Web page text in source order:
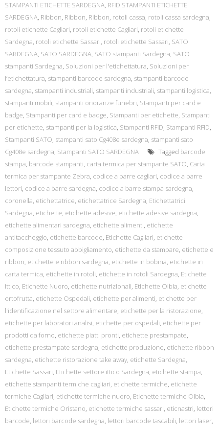
STAMPANTI ETICHETTE SARDEGNA, RFID STAMPANTI ETICHETTE
SARDEGNA, Ribbon, Ribbon, Ribbon, rotoli cassa, rotoli cassa sardegna,
rotoli etichette Cagliari, rotoli etichette Cagliari, rotoli etichette
Sardegna, rotoli etichette Sassari, rotoli etichette Sassari, SATO
SARDEGNA, SATO SARDEGNA, SATO stampanti Sardegna, SATO
stampanti Sardegna, Soluzioni per l'etichettatura, Soluzioni per
l’etichettatura, stampanti barcode sardegna, stampanti barcode
sardegna, stampanti industriali, stampanti industriali, stampanti logistica,
stampanti mobili, stampanti onoranze funebri, Stampanti per card e
badge, Stampanti per card e badge, Stampanti per etichette, Stampanti
per etichette, stampanti per la logistica, Stampanti RFID, Stampanti RFID,
Stampanti SATO, stampanti sato Cg408e sardegna, stampanti sato
Cg408e sardegna, Stampanti SATO SARDEGNA Tagged barcode
stampa, barcode stampanti, carta termica per stampante SATO, Carta
termica per stampante Zebra, codice a barre cagliari, codice a barre
lettori, codice a barre sardegna, codice a barre stampa sardegna,
coronella, etichettatrice, etichettatrice Sardegna, Etichettatrici
Sardegna, etichette, etichette adesive, etichette adesive sardegna,
etichette alimentari sardegna, etichette alimenti, etichette
antitaccheggio, etichette barcode, Etichette Cagliari, etichette
composizione tessuto abbigliamento, etichette da stampare, etichette e
ribbon, etichette e ribbon sardegna, etichette in bobina, etichette in
carta termica, etichette in rotoli, etichette in rotoli Sardegna, Etichette
ittico, Etichette Nuoro, etichette nutrizionali, Etichette Olbia, etichette
ortofrutta, etichette Ospedali, etichette per alimenti, etichette per
l'identificazione nel settore alimentare, etichette per la ristorazione,
etichette per laboratori analisi, etichette per ospedali, etichette per
prodotti da forno, etichette piatti pronti, etichette prestampate,
etichette prestampate sardegna, etichette produzione, etichette ribbon
sardegna, etichette ristorazione take away, etichette Sardegna,
Etichette Sassari, Etichette settore ittico Sardegna, etichette stampa,
etichette stampanti termiche cagliari, etichette termiche, etichette
termiche Cagliari, etichette termiche nuoro, Etichette termiche Olbia,
Etichette termiche Oristano, etichette termiche sassari, eticnastri, lettori
barcode, lettori barcode sardegna, lettori barcode tascabili, lettori laser,